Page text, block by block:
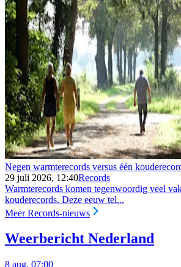
Negen warmterecords versus één
29 juli 2026, 12:40Records
Warmterecords komen tegenwoordig veel
kouderecords. Deze eeuw tel...
Meer Records-nieuws
Weerbericht Nederland
8 aug, 07:00